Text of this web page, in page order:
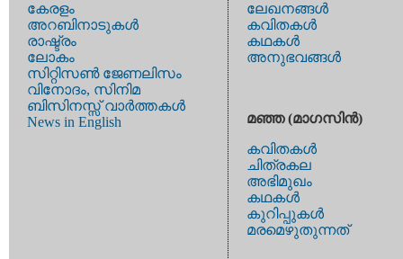
കേരളം
അറബിനാടുകള്‍
രാഷ്ട്രം
ലോകം
സിറ്റിസണ്‍ ജേണലിസം
വിനോദം, സിനിമ
ബിസിനസ്സ് വാര്‍ത്തകള്‍
News in English
ലേഖനങ്ങള്‍
കവിതകള്‍
കഥകള്‍
അനുഭവങ്ങള്‍
മഞ്ഞ (മാഗസിന്‍)
കവിതകള്‍
ചിത്രകല
അഭിമുഖം
കഥകള്‍
കുറിപ്പുകള്‍
മരമെഴുതുന്നത്